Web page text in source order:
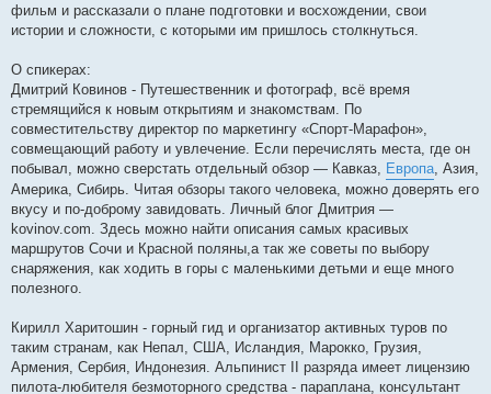
фильм и рассказали о плане подготовки и восхождении, свои
истории и сложности, с которыми им пришлось столкнуться.
О спикерах:
Дмитрий Ковинов - Путешественник и фотограф, всё время
стремящийся к новым открытиям и знакомствам. По
совместительству директор по маркетингу «Спорт-Марафон»,
совмещающий работу и увлечение. Если перечислять места, где он
побывал, можно сверстать отдельный обзор — Кавказ,
Европа , Азия,
Америка, Сибирь. Читая обзоры такого человека, можно доверять его
вкусу и по-доброму завидовать. Личный блог Дмитрия —
kovinov.com. Здесь можно найти описания самых красивых
маршрутов Сочи и Красной поляны,а так же советы по выбору
снаряжения, как ходить в горы с маленькими детьми и еще много
полезного.
Кирилл Харитошин - горный гид и организатор активных туров по
таким странам, как Непал, США, Исландия, Марокко, Грузия,
Армения, Сербия, Индонезия. Альпинист II разряда имеет лицензию
пилота-любителя безмоторного средства - параплана, консультант